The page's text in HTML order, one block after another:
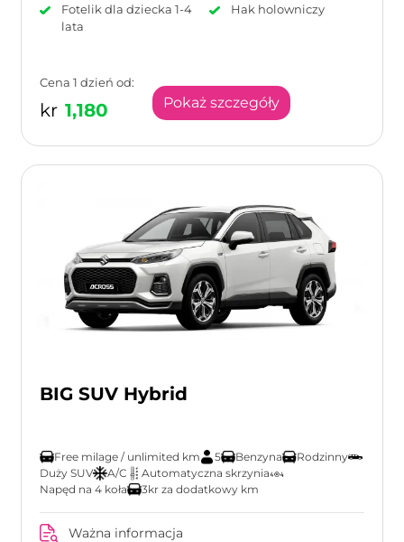
Fotelik dla dziecka 1-4
lata
Hak holowniczy
Cena 1 dzień od:
kr 1,180 Pokaż szczegóły
BIG SUV Hybrid
Free milage / unlimited km 5 Benzyna
Rodzinny
Duży SUV
A/C
Automatyczna skrzynia
Napęd na 4 koła
3kr za dodatkowy km
Ważna informacja